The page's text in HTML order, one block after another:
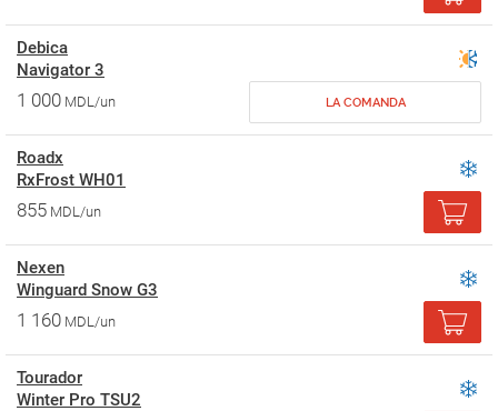
Debica
Navigator 3
1 000 MDL/un LA COMANDA
Roadx
RxFrost WH01
855 MDL/un
Nexen
Winguard Snow G3
1 160 MDL/un
Tourador
Winter Pro TSU2